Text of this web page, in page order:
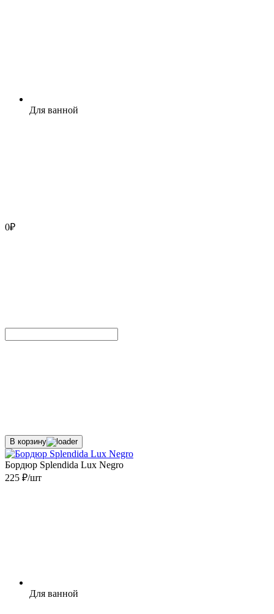
Для ванной
0₽
В корзину
Бордюр Splendida Lux Negro
225 ₽/шт
Для ванной